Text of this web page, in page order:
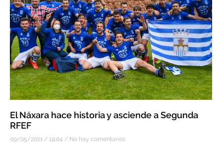
El Náxara hace historia y asciende a Segunda
RFEF
09/05/2021 19:04 No hay comentarios